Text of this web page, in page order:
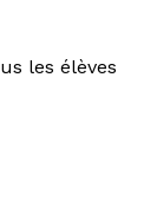
les élèves